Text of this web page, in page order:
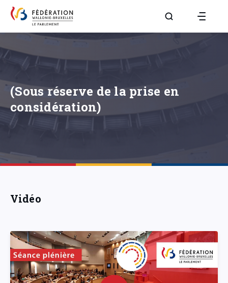
Aller à la page
(Sous réserve de la prise en
considération)
Vidéo